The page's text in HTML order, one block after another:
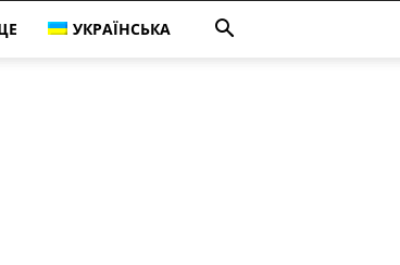
УКРАЇНСЬКА